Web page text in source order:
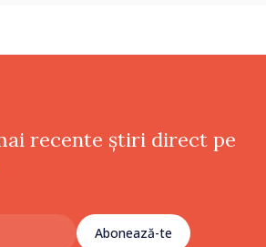
recente știri direct pe
Abonează-te